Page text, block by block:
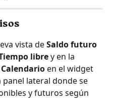
vista de Saldo futuro
libre y en la
Calendario en el widget
lateral donde se
y futuros según